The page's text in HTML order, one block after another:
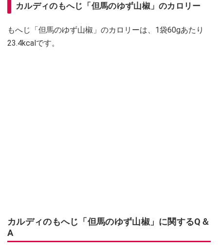
カルディのもへじ「但馬のゆず山椒」のカロリー
もへじ「但馬のゆず山椒」のカロリーは、1袋60gあたり
23.4kcalです。
カルディのもへじ「但馬のゆず山椒」に関するQ＆
A